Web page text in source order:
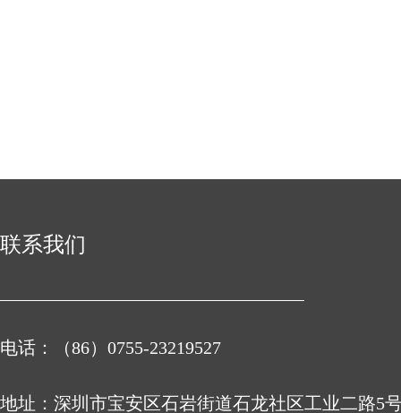
电话：（86）0755-23219527
联系我们
地址： 深圳市宝安区石岩街道石龙社区工业二路5